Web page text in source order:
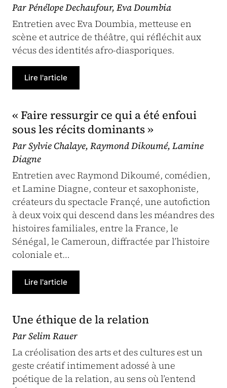
Par Pénélope Dechaufour, Eva Doumbia
Entretien avec Eva Doumbia, metteuse en
scène et autrice de théâtre, qui réfléchit aux
vécus des identités afro-diasporiques.
Lire l'article
« Faire ressurgir ce qui a été enfoui
sous les récits dominants »
Par Sylvie Chalaye, Raymond Dikoumé, Lamine
Diagne
Entretien avec Raymond Dikoumé, comédien,
et Lamine Diagne, conteur et saxophoniste,
créateurs du spectacle Françé, une autofiction
à deux voix qui descend dans les méandres des
histoires familiales, entre la France, le
Sénégal, le Cameroun, diffractée par l’histoire
coloniale et…
Lire l'article
Une éthique de la relation
Par Selim Rauer
La créolisation des arts et des cultures est un
geste créatif intimement adossé à une
poétique de la relation, au sens où l’entend